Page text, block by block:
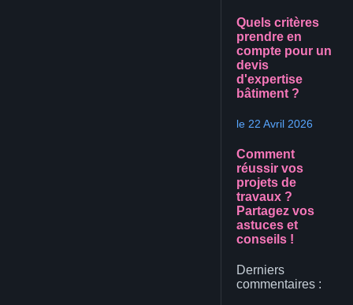
Quels critères
prendre en
compte pour un
devis
d'expertise
bâtiment ?
le 22 Avril 2026
Comment
réussir vos
projets de
travaux ?
Partagez vos
astuces et
conseils !
Derniers
commentaires :